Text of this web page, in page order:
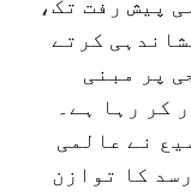
کرتے
پر مبنی
کر رہا ہے۔
نے عالمی
کا توازن